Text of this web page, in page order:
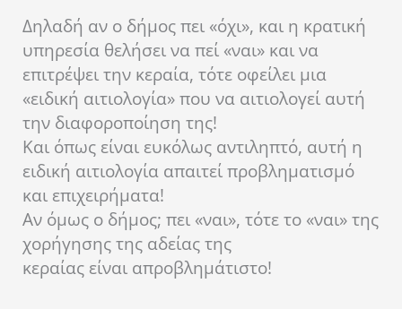
Δηλαδή αν ο δήμος πει «όχι», και η κρατική
υπηρεσία θελήσει να πεί «ναι» και να
επιτρέψει την κεραία, τότε οφείλει μια
«ειδική αιτιολογία» που να αιτιολογεί αυτή
την διαφοροποίηση της!
Και όπως είναι ευκόλως αντιληπτό, αυτή η
ειδική αιτιολογία απαιτεί προβληματισμό
και επιχειρήματα!
Αν όμως ο δήμος; πει «ναι», τότε το «ναι» της
χορήγησης της αδείας της
κεραίας είναι απροβλημάτιστο!